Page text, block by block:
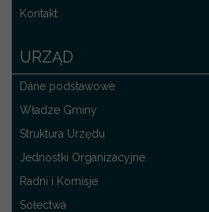
Kontakt
URZĄD
Dane podstawowe
Władze Gminy
Struktura Urzędu
Jednostki Organizacyjne
Radni i Komisje
Sołectwa